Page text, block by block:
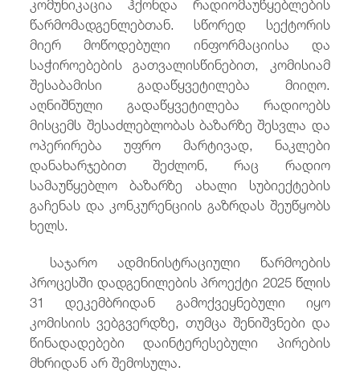
წარმომადგენლებთან. სწორედ სექტორის
მიერ მოწოდებული ინფორმაციისა და
საჭიროებების გათვალისწინებით, კომისიამ
შესაბამისი გადაწყვეტილება მიიღო.
აღნიშნული გადაწყვეტილება რადიოებს
მისცემს შესაძლებლობას ბაზარზე შესვლა და
ოპერირება უფრო მარტივად, ნაკლები
დანახარჯებით შეძლონ, რაც რადიო
სამაუწყებლო ბაზარზე ახალი სუბიექტების
გაჩენას და კონკურენციის გაზრდას შეუწყობს
ხელს.
საჯარო ადმინისტრაციული წარმოების
პროცესში დადგენილების პროექტი 2025 წლის
31 დეკემბრიდან გამოქვეყნებული იყო
კომისიის ვებგვერდზე, თუმცა შენიშვნები და
წინადადებები დაინტერესებული პირების
მხრიდან არ შემოსულა.